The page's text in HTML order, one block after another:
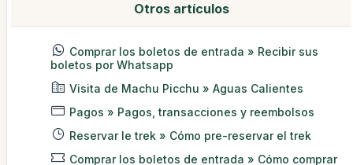
Otros artículos
Comprar los boletos de entrada » Recibir sus
boletos por Whatsapp
Visita de Machu Picchu » Aguas Calientes
Pagos » Pagos, transacciones y reembolsos
Reservar le trek » Cómo pre-reservar el trek
Comprar los boletos de entrada » Cómo comprar